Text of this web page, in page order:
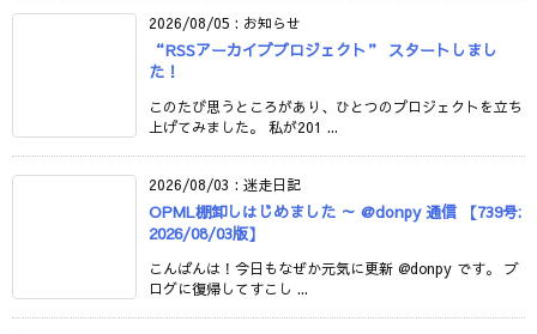
2026/08/05 : お知らせ
“RSSアーカイブプロジェクト” スタートしまし
た！
このたび思うところがあり、ひとつのプロジェクトを立ち
上げてみました。 私が201 ...
2026/08/03 : 迷走日記
OPML棚卸しはじめました ～ @donpy 通信 【739号:
2026/08/03版】
こんばんは！今日もなぜか元気に更新 @donpy です。 ブ
ログに復帰してすこし ...